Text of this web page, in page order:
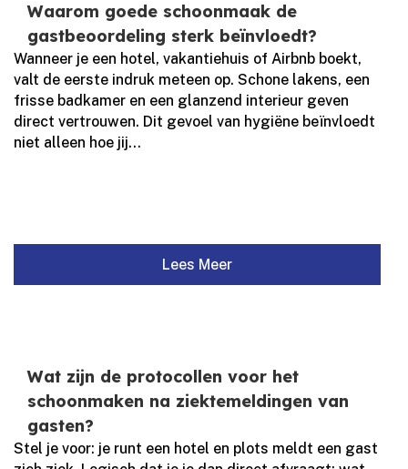
Waarom goede schoonmaak de
gastbeoordeling sterk beïnvloedt?
Wanneer je een hotel, vakantiehuis of Airbnb boekt,
valt de eerste indruk meteen op.​ Schone lakens, een
frisse badkamer en een glanzend interieur geven
direct vertrouwen.​ Dit gevoel van hygiëne beïnvloedt
niet alleen hoe jij...
Lees Meer
Wat zijn de protocollen voor het
schoonmaken na ziektemeldingen van
gasten?
Stel je voor: je runt een hotel en plots meldt een gast